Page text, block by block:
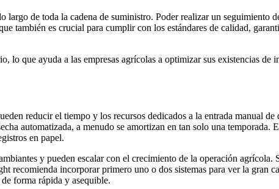
de toda la cadena de suministro. Poder realizar un seguimiento
también es crucial para cumplir con los estándares de calidad,
que ayuda a las empresas agrícolas a optimizar sus existencias de
reducir el tiempo y los recursos dedicados a la entrada manual
automatizada, a menudo se amortizan en tan solo una temporada.
en papel.
y pueden escalar con el crecimiento de la operación agrícola.
recomienda incorporar primero uno o dos sistemas para ver la gran
forma rápida y asequible.